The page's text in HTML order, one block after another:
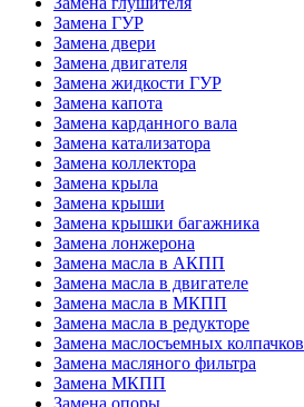
Замена ГУР
Замена двери
Замена двигателя
Замена жидкости ГУР
Замена капота
Замена карданного вала
Замена катализатора
Замена коллектора
Замена крыла
Замена крыши
Замена крышки багажника
Замена лонжерона
Замена масла в АКПП
Замена масла в двигателе
Замена масла в МКПП
Замена масла в редукторе
Замена маслосъемных колпачков
Замена масляного фильтра
Замена МКПП